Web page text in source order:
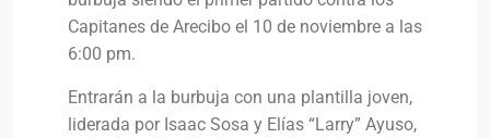
Capitanes de Arecibo el 10 de noviembre a las
6:00 pm.
Entrarán a la burbuja con una plantilla joven,
liderada por Isaac Sosa y Elías “Larry” Ayuso,